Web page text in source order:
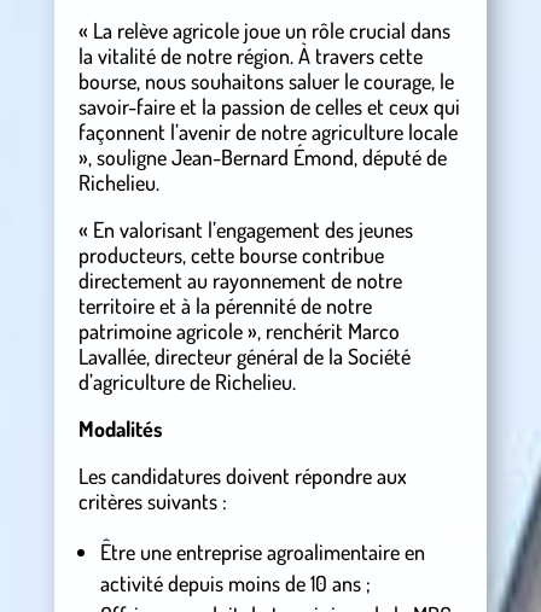
« La relève agricole joue un rôle crucial dans
la vitalité de notre région. À travers cette
bourse, nous souhaitons saluer le courage, le
savoir-faire et la passion de celles et ceux qui
façonnent l’avenir de notre agriculture locale
», souligne Jean-Bernard Émond, député de
Richelieu.
« En valorisant l’engagement des jeunes
producteurs, cette bourse contribue
directement au rayonnement de notre
territoire et à la pérennité de notre
patrimoine agricole », renchérit Marco
Lavallée, directeur général de la Société
d’agriculture de Richelieu.
Modalités
Les candidatures doivent répondre aux
critères suivants :
Être une entreprise agroalimentaire en
activité depuis moins de 10 ans ;